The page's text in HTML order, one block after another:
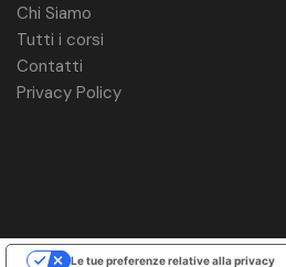
Chi Siamo
Tutti i corsi
Contatti
Privacy Policy
Le tue preferenze relative alla privacy